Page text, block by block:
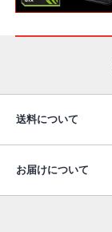
送料について
お届けについて